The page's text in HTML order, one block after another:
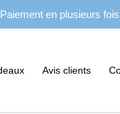
Avis clients
en plusieurs